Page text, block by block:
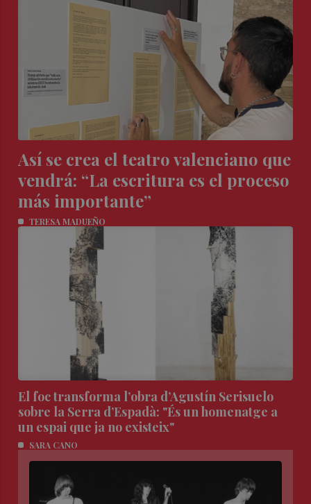
Así se crea el teatro valenciano que
vendrá: “La escritura es el proceso
más importante”
TERESA MADUEÑO
El foc transforma l’obra d’Agustín Serisuelo
sobre la Serra d’Espadà: "És un homenatge a
un espai que ja no existeix"
SARA CANO